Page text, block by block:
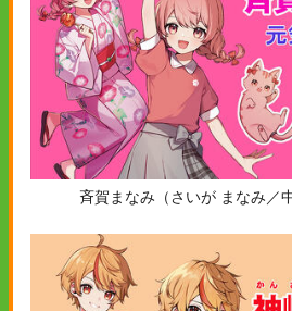
斉賀まなみ（さいが まなみ／